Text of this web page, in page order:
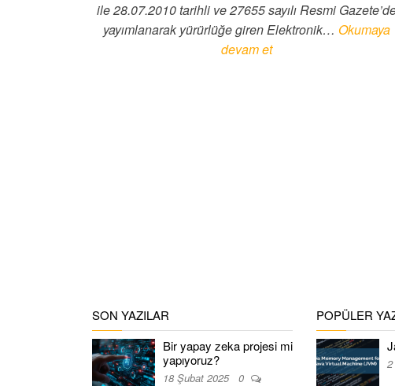
ile 28.07.2010 tarihli ve 27655 sayılı Resmi
yayımlanarak yürürlüğe giren Elektronik…Okumaya
devam et
SON YAZILAR
Bir yapay zeka projesi mi
yapıyoruz?
18 Şubat 2025 0
POPÜLER